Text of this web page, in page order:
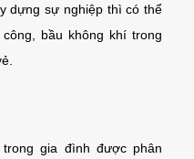
dựng sự nghiệp thì có thể
bầu không khí trong
gia đình được phân